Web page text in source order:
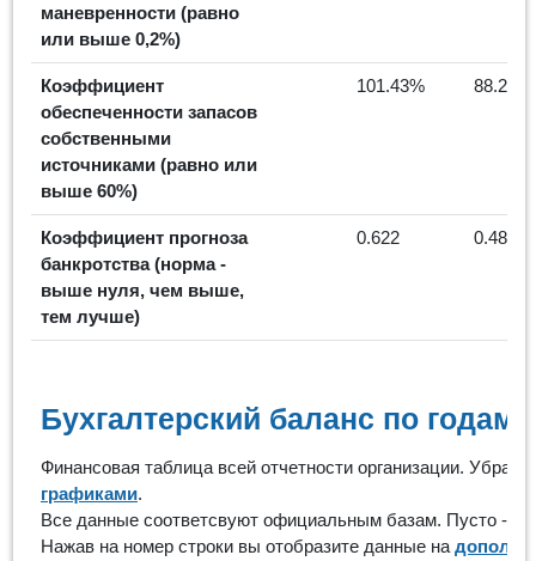
маневренности (равно
или выше 0,2%)
Коэффициент
обеспеченности запасов
собственными
источниками (равно или
выше 60%)
101.43% 88.21%
Коэффициент прогноза
банкротства (норма -
выше нуля, чем выше,
тем лучше)
0.622 0.481
Бухгалтерский баланс по годам
Финансовая таблица всей отчетности организации.
графиками.
Все данные соответсвуют официальным базам. Пусто -
Нажав на номер строки вы отобразите данные на